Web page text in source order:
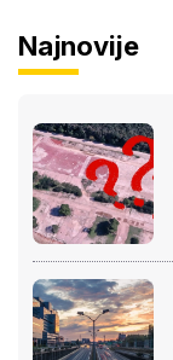
Najnovije